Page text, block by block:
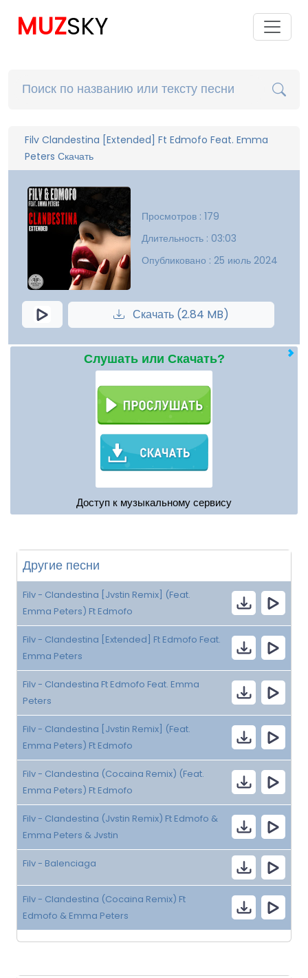
MUZSKY
Filv Clandestina [Extended] Ft Edmofo Feat. Emma
Peters Скачать
Просмотров : 179
Длительность : 03:03
Опубликовано : 25 июль 2024
Скачать (2.84 MB)
Слушать или Скачать?
Доступ к музыкальному сервису
Другие песни
Filv - Clandestina [Jvstin Remix] (Feat.
Emma Peters) Ft Edmofo
Filv - Clandestina [Extended] Ft Edmofo Feat.
Emma Peters
Filv - Clandestina Ft Edmofo Feat. Emma
Peters
Filv - Clandestina [Jvstin Remix] (Feat.
Emma Peters) Ft Edmofo
Filv - Clandestina (Cocaina Remix) (Feat.
Emma Peters) Ft Edmofo
Filv - Clandestina (Jvstin Remix) Ft Edmofo &
Emma Peters & Jvstin
Filv - Balenciaga
Filv - Clandestina (Cocaina Remix) Ft
Edmofo & Emma Peters